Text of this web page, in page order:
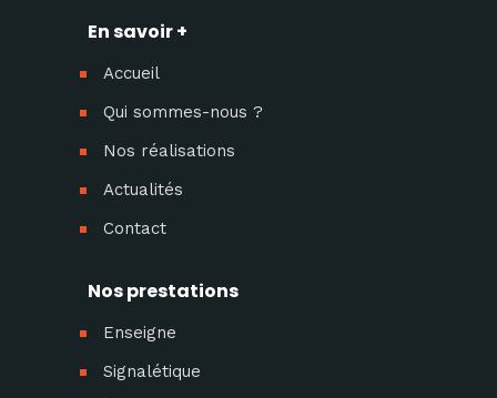
En savoir +
Accueil
Qui sommes-nous ?
Nos réalisations
Actualités
Contact
Nos prestations
Enseigne
Signalétique